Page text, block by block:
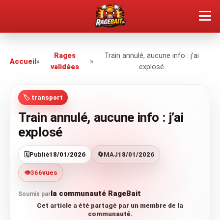
SOUMETTRE SA RAGE
ÇA FAIT RÉAGIR
🔥 VOIR LE BUZZ
Accueil »
Rages
validées
»
Train annulé, aucune info : j’ai
explosé
🏷️ transport
Train annulé, aucune info : j’ai
explosé
🗓️Publié18/01/2026 🔄MAJ18/01/2026
👁️366vues
Soumis parla communauté RageBait
Cet article a été partagé par un membre de la
communauté.